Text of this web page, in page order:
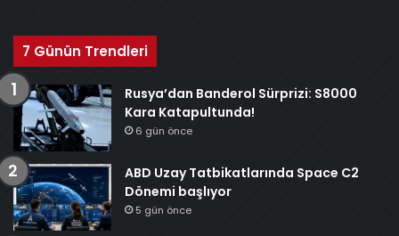
7 Günün Trendleri
Rusya’dan Banderol Sürprizi: S8000
Kara Katapultunda!
6 gün önce
ABD Uzay Tatbikatlarında Space C2
Dönemi başlıyor
5 gün önce